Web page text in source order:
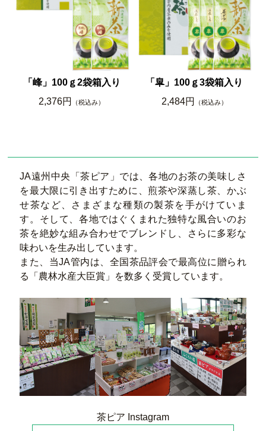
「峰」100ｇ2袋箱入り
2,376円
（税込み）
「皐」100ｇ3袋箱入り
2,484円
（税込み）
JA遠州中央「茶ピア」では、各地のお茶の美味しさ
を最大限に引き出すために、煎茶や深蒸し茶、かぶ
せ茶など、さまざまな種類の製茶を手がけていま
す。そして、各地ではぐくまれた独特な風合いのお
茶を絶妙な組み合わせでブレンドし、さらに多彩な
味わいを生み出しています。
また、当JA管内は、全国茶品評会で最高位に贈られ
る「農林水産大臣賞」を数多く受賞しています。
茶ピア Instagram